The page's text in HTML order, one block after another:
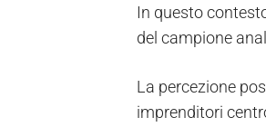
In questo
del campione
La percezione
imprenditori